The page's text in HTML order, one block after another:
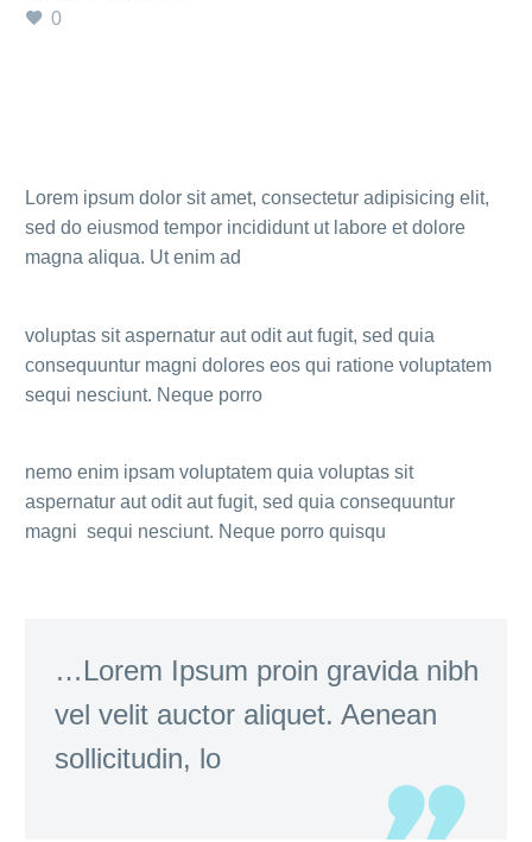
0
Lorem ipsum dolor sit amet, consectetur adipisicing elit,
sed do eiusmod tempor incididunt ut labore et dolore
magna aliqua. Ut enim ad
voluptas sit aspernatur aut odit aut fugit, sed quia
consequuntur magni dolores eos qui ratione voluptatem
sequi nesciunt. Neque porro
nemo enim ipsam voluptatem quia voluptas sit
aspernatur aut odit aut fugit, sed quia consequuntur
magni sequi nesciunt. Neque porro quisqu
…Lorem Ipsum proin gravida nibh
vel velit auctor aliquet. Aenean
sollicitudin, lo